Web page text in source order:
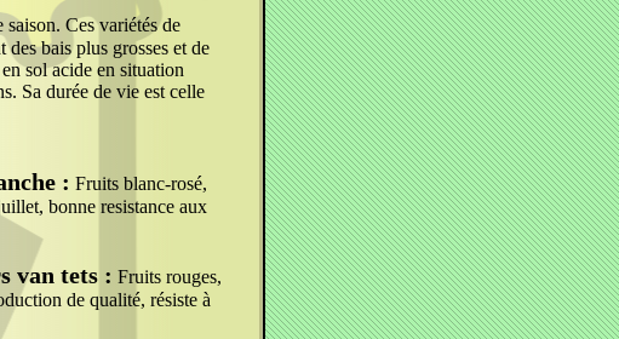
Ces variétés de
bais plus grosses et de
sol acide en situation
Sa durée de vie est celle
: Fruits blanc-rosé,
bonne resistance aux
van tets : Fruits rouges,
de qualité, résiste à